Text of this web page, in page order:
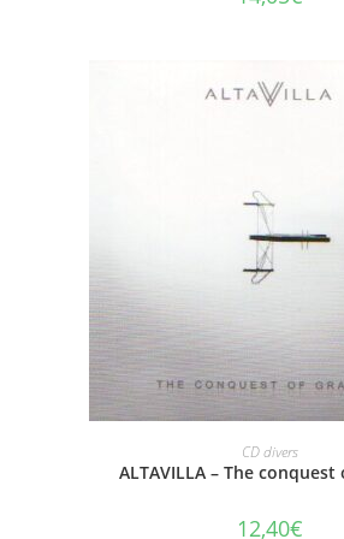
AJOUTER AU PANIER
CD divers
ALTAVILLA – The
12,40€